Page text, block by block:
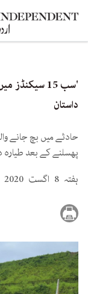
'سب 15
داستان
پھسلنے کے بعد
ہفتہ 8 اگست 2020 18:45